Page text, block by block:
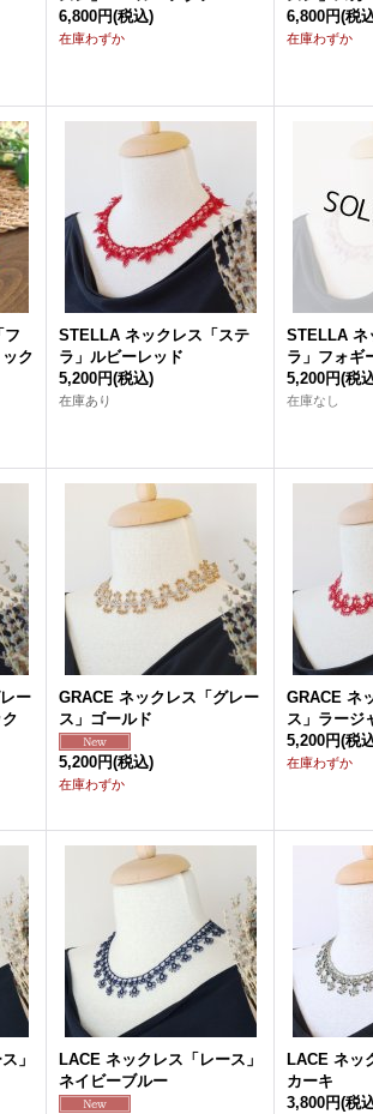
6,800円(税込)
在庫わずか
6,800円(税
在庫わずか
フ
ク
STELLA ネックレス「ステ
ラ」ルビーレッド
5,200円(税込)
在庫あり
STELLA ネ
ラ」フォギ
5,200円(税
在庫なし
ー
GRACE ネックレス「グレー
ス」ゴールド
5,200円(税込)
在庫わずか
GRACE ネ
ス」ラージ
5,200円(税
在庫わずか
」
LACE ネックレス「レース」
ネイビーブルー
LACE ネッ
カーキ
3,800円(税